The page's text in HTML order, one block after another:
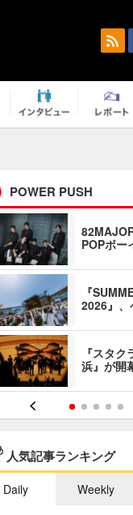
POWER PUSH
POPボ
『
2026』
『スタ
浜』が
人気記事ランキング
Daily Weekly